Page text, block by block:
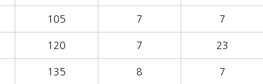
105 7 7
120 7 23
135 8 7